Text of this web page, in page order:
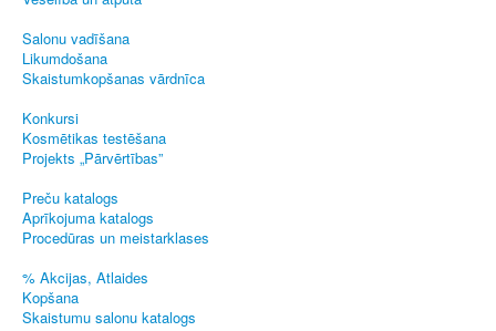
Salonu vadīšana
Likumdošana
Skaistumkopšanas vārdnīca
Konkursi
Kosmētikas testēšana
Projekts „Pārvērtības”
Preču katalogs
Aprīkojuma katalogs
Procedūras un meistarklases
% Akcijas, Atlaides
Kopšana
Skaistumu salonu katalogs